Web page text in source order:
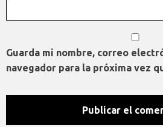
Guarda mi nombre, correo
navegador para la próxima vez